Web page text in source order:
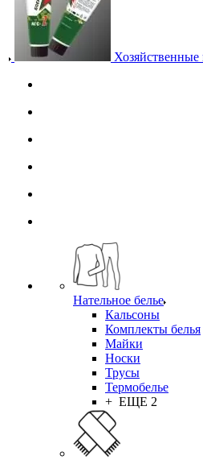
Нательное белье
Кальсоны
Комплекты белья
Майки
Носки
Трусы
Термобелье
+ ЕЩЕ 2